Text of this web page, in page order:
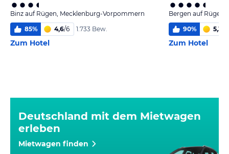
Binz auf Rügen, Mecklenburg-Vorpommern
85% 4,6/6 1.733 Bew.
Zum Hotel
Bergen auf
90% 5,3
Zum Hotel
Deutschland mit dem Mietwagen
erleben
Mietwagen finden